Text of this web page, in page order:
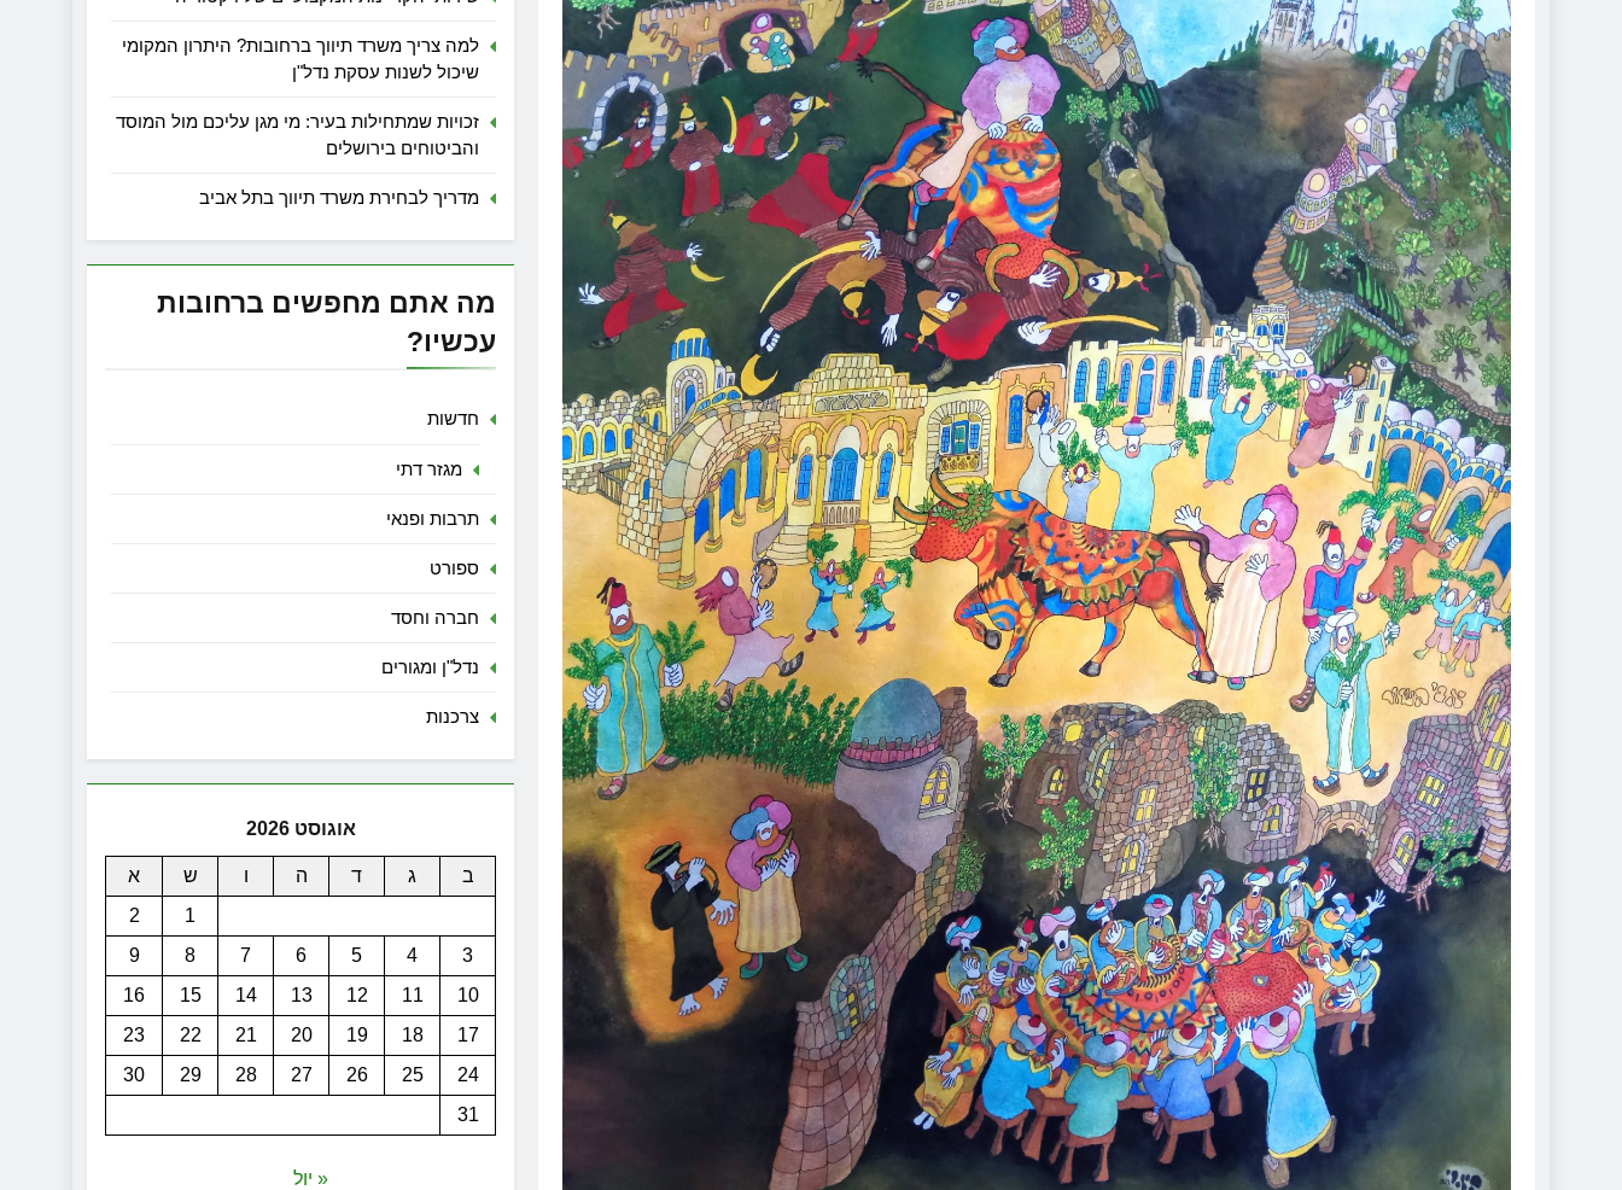
למה צריך משרד תיווך ברחובות? היתרון המקומי
שיכול לשנות עסקת נדל"ן
זכויות שמתחילות בעיר: מי מגן עליכם מול המוסד
והביטוחים בירושלים
מדריך לבחירת משרד תיווך בתל אביב
מה אתם מחפשים ברחובות
עכשיו?
חדשות
מגזר דתי
תרבות ופנאי
ספורט
חברה וחסד
נדל"ן ומגורים
צרכנות
אוגוסט 2026
ב ג ד ה ו ש
א
1
2
3
4
5
6
7
8
9
10
11
12
13
14
15
16
17
18
19
20
21
22
23
24
25
26
27
28
29
30
31
« יול